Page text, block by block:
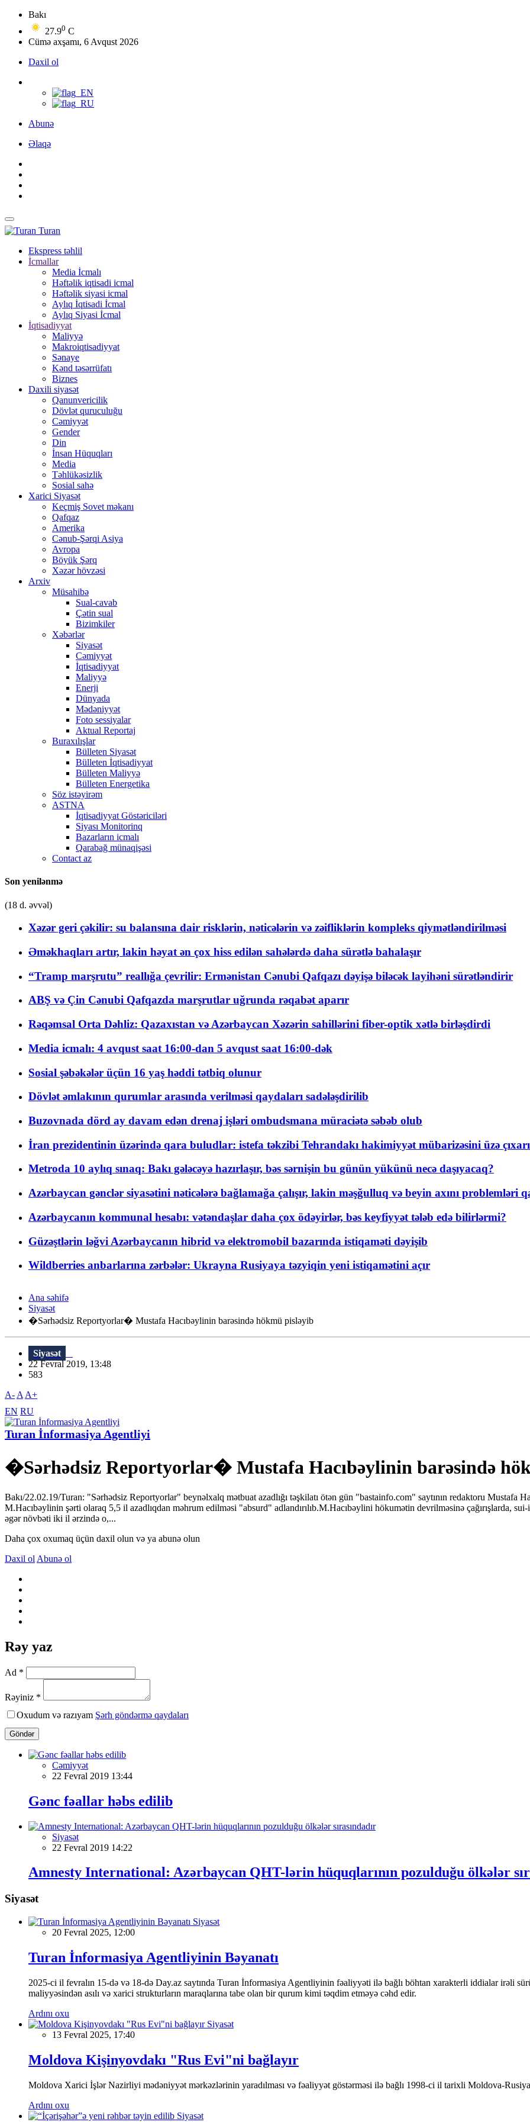
Bakı
27.90 C
Cümə axşamı, 6 Avqust 2026
Daxil ol
Abunə
Əlaqə
Turan
Ekspress təhlil
İcmallar
Media İcmalı
Həftəlik iqtisadi icmal
Həftəlik siyasi icmal
Aylıq İqtisadi İcmal
Aylıq Siyasi İcmal
İqtisadiyyat
Maliyyə
Makroiqtisadiyyat
Sənaye
Kənd təsərrüfatı
Biznes
Daxili siyasət
Qanunvericilik
Dövlət quruculuğu
Cəmiyyət
Gender
Din
İnsan Hüquqları
Media
Təhlükəsizlik
Sosial sahə
Xarici Siyasət
Keçmiş Sovet məkanı
Qafqaz
Amerika
Cənub-Şərqi Asiya
Avropa
Böyük Şərq
Xəzər hövzəsi
Arxiv
Müsahibə
Sual-cavab
Çətin sual
Bizimkiler
Xəbərlər
Siyasət
Cəmiyyət
İqtisadiyyat
Maliyyə
Enerji
Dünyada
Mədəniyyət
Foto sessiyalar
Aktual Reportaj
Buraxılışlar
Bülleten Siyasət
Bülleten İqtisadiyyat
Bülleten Maliyyə
Bülleten Energetika
Söz istəyirəm
ASTNA
İqtisadiyyat Göstəriciləri
Siyası Monitorinq
Bazarların icmalı
Qarabağ münaqişəsi
Contact az
Son yenilənmə
(18 d. əvvəl)
Xəzər geri çəkilir: su balansına dair risklərin, nəticələrin və zəifliklərin kompleks qiymətləndirilməsi
Əməkhaqları artır, lakin həyat ən çox hiss edilən sahələrdə daha sürətlə bahalaşır
“Tramp marşrutu” reallığa çevrilir: Ermənistan Cənubi Qafqazı dəyişə biləcək layihəni sürətləndirir
ABŞ və Çin Cənubi Qafqazda marşrutlar uğrunda rəqabət aparır
Rəqəmsal Orta Dəhliz: Qazaxıstan və Azərbaycan Xəzərin sahillərini fiber-optik xətlə birləşdirdi
Media icmalı: 4 avqust saat 16:00-dan 5 avqust saat 16:00-dək
Sosial şəbəkələr üçün 16 yaş həddi tətbiq olunur
Dövlət əmlakının qurumlar arasında verilməsi qaydaları sadələşdirilib
Buzovnada dörd ay davam edən drenaj işləri ombudsmana müraciətə səbəb olub
İran prezidentinin üzərində qara buludlar: istefa təkzibi Tehrandakı hakimiyyət mübarizəsini üzə
Metroda 10 aylıq sınaq: Bakı gələcəyə hazırlaşır, bəs sərnişin bu günün yükünü necə daşıyacaq?
Azərbaycan gənclər siyasətini nəticələrə bağlamağa çalışır, lakin məşğulluq və beyin axını problemləri
Azərbaycanın kommunal hesabı: vətəndaşlar daha çox ödəyirlər, bəs keyfiyyət tələb edə bilirlərmi?
Güzəştlərin ləğvi Azərbaycanın hibrid və elektromobil bazarında istiqaməti dəyişib
Wildberries anbarlarına zərbələr: Ukrayna Rusiyaya təzyiqin yeni istiqamətini açır
Ana səhifə
Siyasət
�Sərhədsiz Reportyorlar� Mustafa Hacıbəylinin barəsində hökmü pisləyib
Siyasət
22 Fevral 2019, 13:48
583
A- A A+
EN RU
Turan İnformasiya Agentliyi
�Sərhədsiz Reportyorlar� Mustafa Hacıbəylinin barəsində
Bakı/22.02.19/Turan: "Sərhədsiz Reportyorlar" beynəlxalq mətbuat azadlığı təşkilatı ötən gün "bastainfo.com" saytının redaktoru Mustafa
M.Hacıbəylinin şərti olaraq 5,5 il azadlıqdan məhrum edilməsi "absurd" adlandırılıb.M.Hacıbəylini hökumətin devrilməsinə çağırışlarda,
əgər növbəti iki il ərzində o,...
Daha çox oxumaq üçün daxil olun və ya abunə olun
Daxil ol Abunə ol
Rəy yaz
Ad *
Rəyiniz *
Oxudum və razıyam Şərh göndərmə qaydaları
Göndər
Cəmiyyət
22 Fevral 2019 13:44
Gənc fəallar həbs edilib
Siyasət
22 Fevral 2019 14:22
Amnesty International: Azərbaycan QHT-lərin hüquqlarının pozulduğu ölkələr
Siyasət
Siyasət
20 Fevral 2025, 12:00
Turan İnformasiya Agentliyinin Bəyanatı
2025-ci il fevralın 15-də və 18-də Day.az saytında Turan İnformasiya Agentliyinin fəaliyyəti ilə bağlı böhtan xarakterli iddialar irəli
maliyyəsindən asılı və xarici strukturların maraqlarına tabe olan bir qurum kimi təqdim etməyə cəhd edir.
Ardını oxu
Siyasət
13 Fevral 2025, 17:40
Moldova Kişinyovdakı "Rus Evi"ni bağlayır
Moldova Xarici İşlər Nazirliyi mədəniyyət mərkəzlərinin yaradılması və fəaliyyət göstərməsi ilə bağlı 1998-ci il tarixli Moldova-
Ardını oxu
Siyasət